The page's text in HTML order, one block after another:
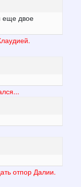
еще двое
отпор Далии.